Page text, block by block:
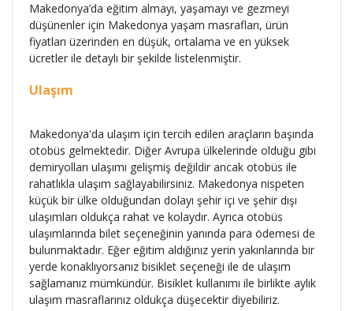
Makedonya’da eğitim almayı, yaşamayı ve gezmeyi
düşünenler için Makedonya yaşam masrafları, ürün
fiyatları üzerinden en düşük, ortalama ve en yüksek
ücretler ile detaylı bir şekilde listelenmiştir.
Ulaşım
Makedonya'da ulaşım için tercih edilen araçların başında
otobüs gelmektedir. Diğer Avrupa ülkelerinde olduğu gibi
demiryolları ulaşımı gelişmiş değildir ancak otobüs ile
rahatlıkla ulaşım sağlayabilirsiniz. Makedonya nispeten
küçük bir ülke olduğundan dolayı şehir içi ve şehir dışı
ulaşımları oldukça rahat ve kolaydır. Ayrıca otobüs
ulaşımlarında bilet seçeneğinin yanında para ödemesi de
bulunmaktadır. Eğer eğitim aldığınız yerin yakınlarında bir
yerde konaklıyorsanız bisiklet seçeneği ile de ulaşım
sağlamanız mümkündür. Bisiklet kullanımı ile birlikte aylık
ulaşım masraflarınız oldukça düşecektir diyebiliriz.